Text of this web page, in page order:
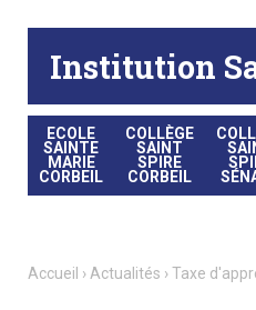
contenu.
Institution
ECOLE
SAINTE
MARIE
CORBEIL
COLLÈGE
SAINT
SPIRE
CORBEIL
Accueil › Actualités ›Taxe